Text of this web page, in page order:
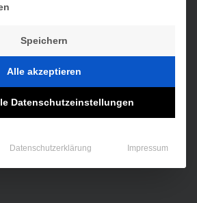
Speichern
Alle akzeptieren
Datenschutzeinstellungen
Datenschutzerklärung Impressum